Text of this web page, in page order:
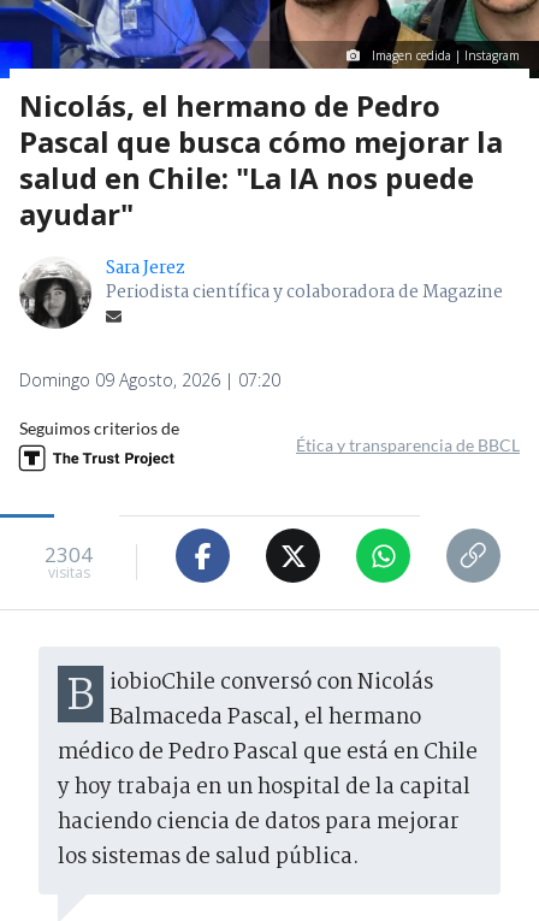
Imagen cedida | Instagram
Nicolás, el hermano de Pedro
Pascal que busca cómo mejorar la
salud en Chile: "La IA nos puede
ayudar"
Sara Jerez
Periodista científica y colaboradora de Magazine
Domingo 09 Agosto, 2026 | 07:20
Seguimos criterios de
Ética y transparencia de BBCL
2304
visitas
BiobioChile conversó con Nicolás Balmaceda Pascal, el hermano
médico de Pedro Pascal que está en Chile
y hoy trabaja en un hospital de la capital
haciendo ciencia de datos para mejorar
los sistemas de salud pública.